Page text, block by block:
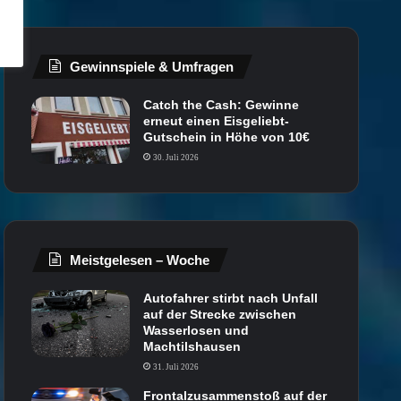
Gewinnspiele & Umfragen
Catch the Cash: Gewinne
erneut einen Eisgeliebt-
Gutschein in Höhe von 10€
30. Juli 2026
Meistgelesen – Woche
Autofahrer stirbt nach Unfall
auf der Strecke zwischen
Wasserlosen und
Machtilshausen
31. Juli 2026
Frontalzusammenstoß auf der